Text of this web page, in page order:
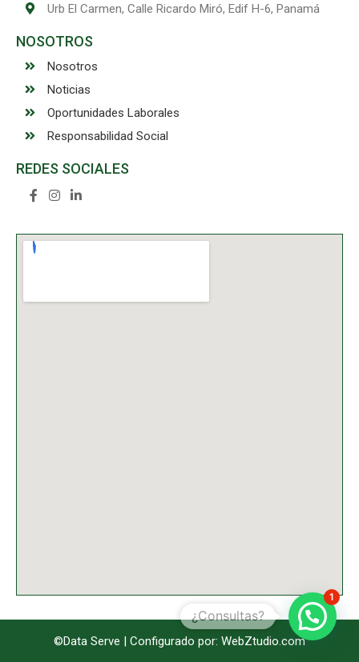
Urb El Carmen, Calle Ricardo Miró, Edif H-6, Panamá
NOSOTROS
Nosotros
Noticias
Oportunidades Laborales
Responsabilidad Social
REDES SOCIALES
©Data Serve | Configurado por: WebZtudio.com
¿Consultas?
1